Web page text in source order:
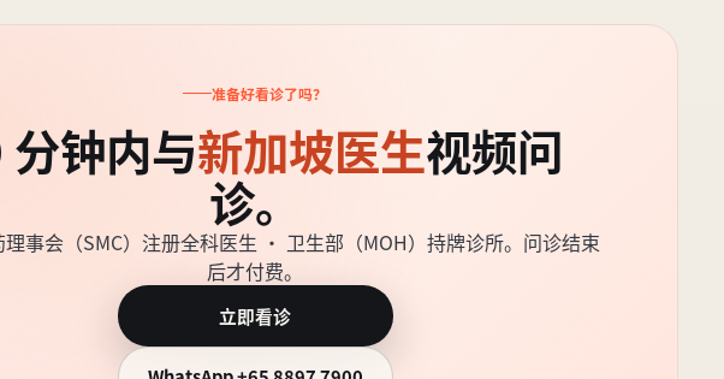
准备好看诊了吗？
分钟内与新加坡医生视频问
诊。
事会（SMC）注册全科医生 · 卫生部（MOH）持牌诊所。问诊结束
后才付费。
立即看诊